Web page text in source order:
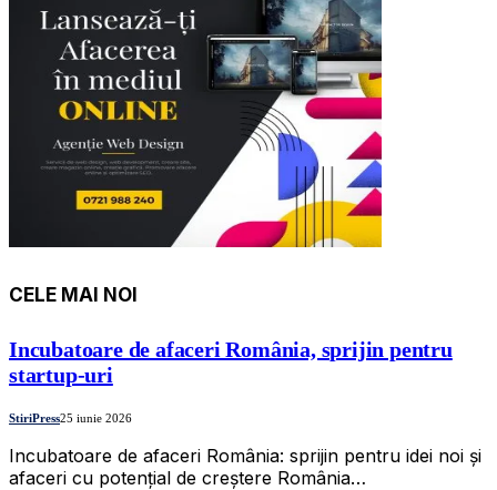
CELE MAI NOI
Incubatoare de afaceri România, sprijin pentru
startup-uri
StiriPress25 iunie 2026
Incubatoare de afaceri România: sprijin pentru idei noi și
afaceri cu potențial de creștere România…